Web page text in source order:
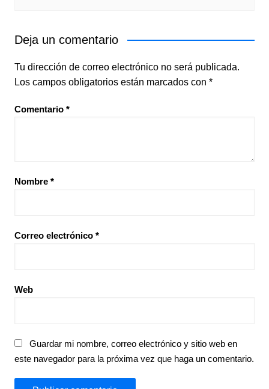
Deja un comentario
Tu dirección de correo electrónico no será publicada.
Los campos obligatorios están marcados con *
Comentario *
Nombre *
Correo electrónico *
Web
Guardar mi nombre, correo electrónico y sitio web en
este navegador para la próxima vez que haga un comentario.